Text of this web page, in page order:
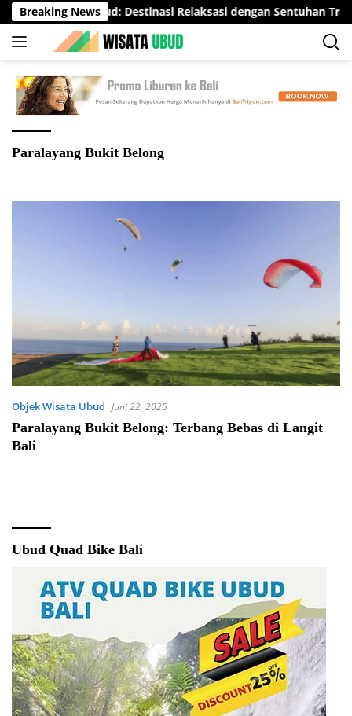
Langsung
ke
konten
Breaking News
Svaha Spa Ubud: Destinasi Relaksasi dengan Sentuhan
Paralayang Bukit Belong
Objek Wisata Ubud Juni 22, 2025
Paralayang Bukit Belong: Terbang Bebas di Langit
Bali
Ubud Quad Bike Bali